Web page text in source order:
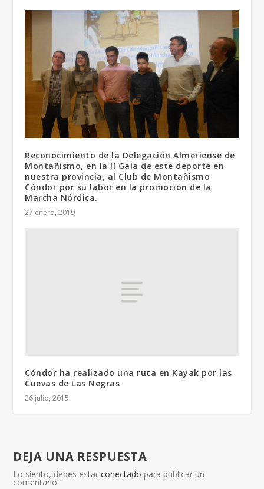
Reconocimiento de la Delegación Almeriense de
Montañismo, en la II Gala de este deporte en
nuestra provincia, al Club de Montañismo
Cóndor por su labor en la promoción de la
Marcha Nórdica.
27 enero, 2019
Cóndor ha realizado una ruta en Kayak por las
Cuevas de Las Negras
26 julio, 2015
DEJA UNA RESPUESTA
Lo siento, debes estarconectado para publicar un
comentario.